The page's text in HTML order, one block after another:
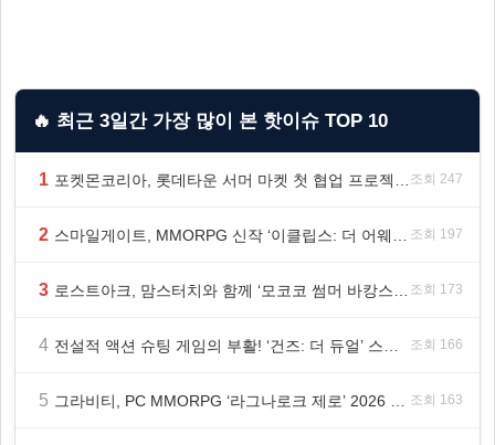
🔥 최근 3일간 가장 많이 본 핫이슈 TOP 10
1 조회 247
2 조회 197
3 조회 173
4 조회 166
5 조회 163